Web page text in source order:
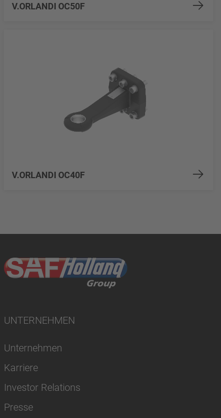
V.ORLANDI OC50F
V.ORLANDI OC40F
UNTERNEHMEN
Unternehmen
Karriere
Investor Relations
Presse